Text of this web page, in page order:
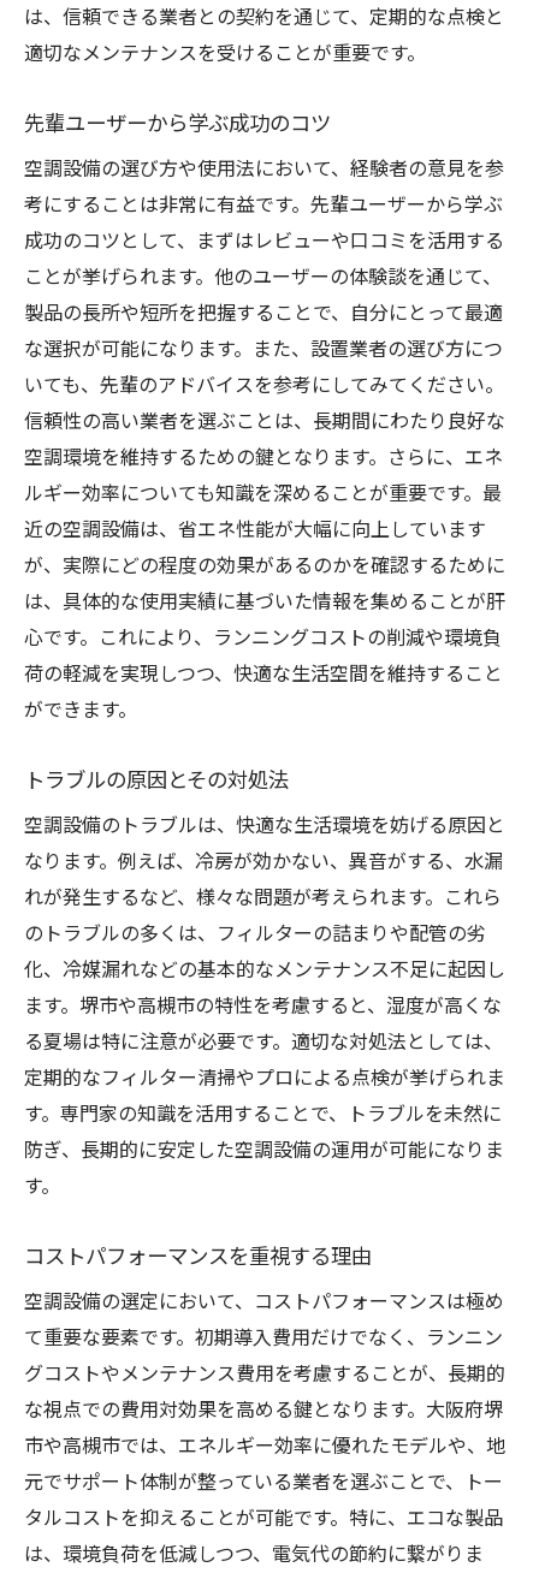
は、信頼できる業者との契約を通じて、定期的な点検と
適切なメンテナンスを受けることが重要です。
先輩ユーザーから学ぶ成功のコツ
空調設備の選び方や使用法において、経験者の意見を参
考にすることは非常に有益です。先輩ユーザーから学ぶ
成功のコツとして、まずはレビューや口コミを活用する
ことが挙げられます。他のユーザーの体験談を通じて、
製品の長所や短所を把握することで、自分にとって最適
な選択が可能になります。また、設置業者の選び方につ
いても、先輩のアドバイスを参考にしてみてください。
信頼性の高い業者を選ぶことは、長期間にわたり良好な
空調環境を維持するための鍵となります。さらに、エネ
ルギー効率についても知識を深めることが重要です。最
近の空調設備は、省エネ性能が大幅に向上しています
が、実際にどの程度の効果があるのかを確認するために
は、具体的な使用実績に基づいた情報を集めることが肝
心です。これにより、ランニングコストの削減や環境負
荷の軽減を実現しつつ、快適な生活空間を維持すること
ができます。
トラブルの原因とその対処法
空調設備のトラブルは、快適な生活環境を妨げる原因と
なります。例えば、冷房が効かない、異音がする、水漏
れが発生するなど、様々な問題が考えられます。これら
のトラブルの多くは、フィルターの詰まりや配管の劣
化、冷媒漏れなどの基本的なメンテナンス不足に起因し
ます。堺市や高槻市の特性を考慮すると、湿度が高くな
る夏場は特に注意が必要です。適切な対処法としては、
定期的なフィルター清掃やプロによる点検が挙げられま
す。専門家の知識を活用することで、トラブルを未然に
防ぎ、長期的に安定した空調設備の運用が可能になりま
す。
コストパフォーマンスを重視する理由
空調設備の選定において、コストパフォーマンスは極め
て重要な要素です。初期導入費用だけでなく、ランニン
グコストやメンテナンス費用を考慮することが、長期的
な視点での費用対効果を高める鍵となります。大阪府堺
市や高槻市では、エネルギー効率に優れたモデルや、地
元でサポート体制が整っている業者を選ぶことで、トー
タルコストを抑えることが可能です。特に、エコな製品
は、環境負荷を低減しつつ、電気代の節約に繋がりま